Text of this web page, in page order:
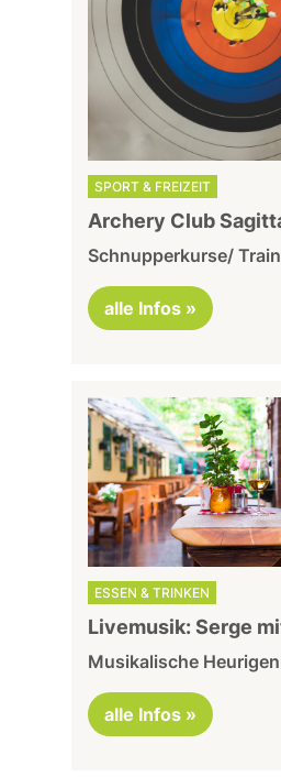
SPORT & FREIZEIT
Archery Club
Schnupperkurse/
alle Infos »
ESSEN & TRINKEN
Livemusik: Serge
Musikalische
alle Infos »